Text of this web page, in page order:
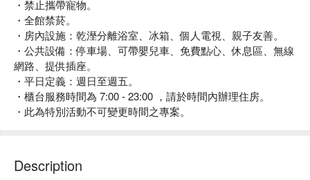
・禁止攜帶寵物。
・全館禁菸。
・房內設施：乾溼分離浴室、冰箱、個人電視、親子友善。
・公共設備：停車場、可帶嬰兒車、免費點心、休息區、無線
網路、提供插座。
・平日定義：週日至週五。
・櫃台服務時間為 7:00 - 23:00 ，請於時間內辦理住房。
・此為特別活動不可變更時間之專案。
Description